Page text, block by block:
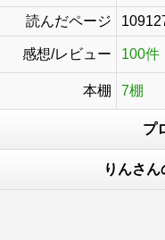
読んだページ
感想/レビュー 100件
本棚 7棚
プ
りんさ